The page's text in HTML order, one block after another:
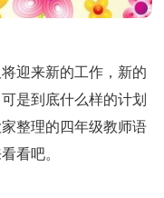
迎来新的工作，新的
是到底什么样的计划
整理的四年级教师语
看吧。